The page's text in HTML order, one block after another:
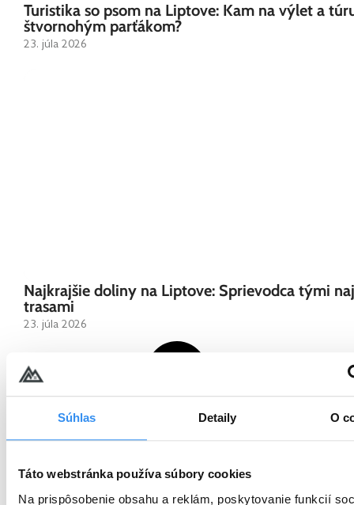
Súhlas Detaily O
Táto webstránka používa súbory cookies
Na prispôsobenie obsahu a reklám, poskytovanie funkcií
Turistika so psom na Liptove: Kam na výlet a
štvornohým parťákom?
23. júla 2026
Najkrajšie doliny na Liptove: Sprievodca tými
trasami
23. júla 2026